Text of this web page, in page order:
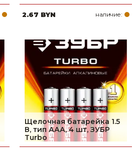
2.67 BYN наличие:
Щелочная батарейка 1.5
В, тип ААА, 4 шт, ЗУБР
Turbo